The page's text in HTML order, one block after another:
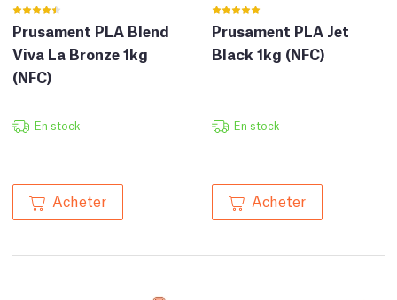
Prusament PLA Blend
Viva La Bronze 1kg
(NFC)
En stock
Acheter
Prusament PLA Jet
Black 1kg (NFC)
En stock
Acheter